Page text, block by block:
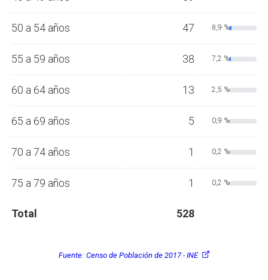
50 a 54 años 47 8,9 %
55 a 59 años 38 7,2 %
60 a 64 años 13 2,5 %
65 a 69 años 5 0,9 %
70 a 74 años 1 0,2 %
75 a 79 años 1 0,2 %
Total 528
Fuente: Censo de Población de 2017 - INE